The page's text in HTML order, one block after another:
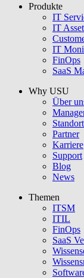
USU GmbH
Produkte
IT
IT
IT
FinOps
SaaS
Why USU
Über
Partner
Karriere
Support
Blog
News
Themen
ITSM
ITIL
FinOps
SaaS